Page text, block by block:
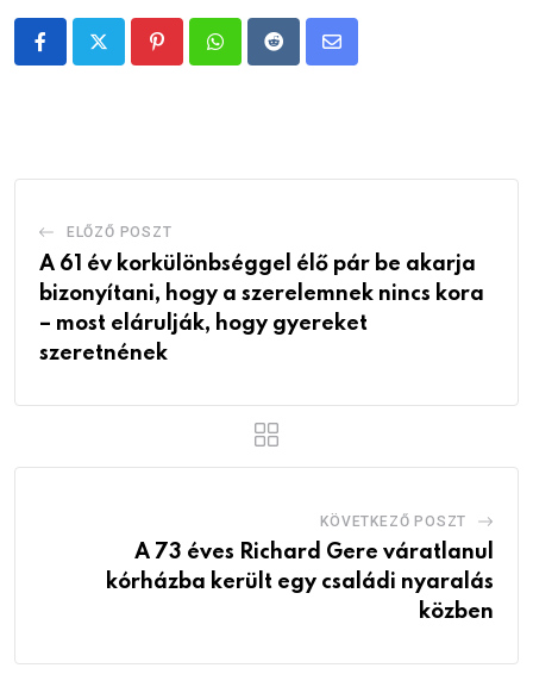
PinterestWhatsappRedditShare
ELŐZŐ POSZT
A 61 év korkülönbséggel élő pár be akarja
bizonyítani, hogy a szerelemnek nincs kora
– most elárulják, hogy gyereket
szeretnének
KÖVETKEZŐ POSZT
A 73 éves Richard Gere váratlanul
kórházba került egy családi nyaralás
közben